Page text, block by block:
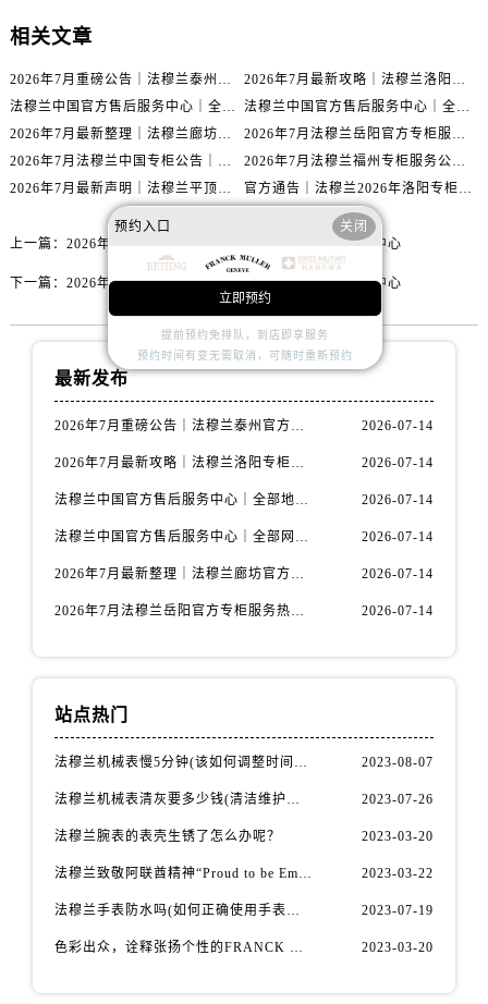
辽宁省阜新市海州区解放大街法穆兰售后服务中心（需提前预约）
辽宁省葫芦岛市连山区中央路法穆兰售后服务中心（需提前预约）
辽宁省锦州市古塔区中央大街法穆兰售后服务中心（需提前预约）
辽宁省辽阳市白塔区新运大街法穆兰售后服务中心（需提前预约）
辽宁省盘锦市兴隆台区石油大街法穆兰售后服务中心（需提前预约）
北京市朝阳区建国门外大街甲6号华熙国际中心D座11层1102室法穆兰售后服务中心（需提前预约）
内蒙古自治区包头市青山区幸福路甲3号王府井百货名表维修法穆兰售后服务中心（需提前预约）
内蒙古自治区乌兰察布市集宁区恩和大街法穆兰售后服务中心（需提前预约）
相关文章
2026年7月重磅公告｜法穆兰泰州官方专柜服务热线攻略，权威信息一表清
2026年7月最新攻略｜法穆兰洛阳专柜官方客服电话与门店信息一网打尽
法穆兰中国官方售后服务中心｜全部地址与售后服务电话权威信息通知（2026年7月最新）
法穆兰中国官方售后服务中心｜全部网点地址与热线权威信息通告（2026年7月最新）
2026年7月最新整理｜法穆兰廊坊官方专柜名录及客户服务电话，一篇看懂！
2026年7月法穆兰岳阳官方专柜服务热线公告｜附客户服务联系最新指南
2026年7月法穆兰中国专柜公告｜官方客服电话与专柜索引同步
2026年7月法穆兰福州专柜服务公告｜官方客服电话与门店信息同步核验
2026年7月最新声明｜法穆兰平顶山官方专柜服务热线更新，客户服务指南
官方通告｜法穆兰2026年洛阳专柜客户服务热线升级，7月最新信息已发布
上一篇： 2026年3月实地探访绍兴法穆兰官方售后维修服务中心
下一篇： 2026年3月实地探访深圳法穆兰官方售后维修服务中心
最新发布
2026年7月重磅公告｜法穆兰泰州官方专柜服务热线攻略，权威信息一表清 2026-07-14
2026年7月最新攻略｜法穆兰洛阳专柜官方客服电话与门店信息一网打尽 2026-07-14
法穆兰中国官方售后服务中心｜全部地址与售后服务电话权威信息通知（2026年7月最新） 2026-07-14
法穆兰中国官方售后服务中心｜全部网点地址与热线权威信息通告（2026年7月最新） 2026-07-14
2026年7月最新整理｜法穆兰廊坊官方专柜名录及客户服务电话，一篇看懂！ 2026-07-14
2026年7月法穆兰岳阳官方专柜服务热线公告｜附客户服务联系最新指南 2026-07-14
站点热门
法穆兰机械表慢5分钟(该如何调整时间准确性) 2023-08-07
法穆兰机械表清灰要多少钱(清洁维护费用详解) 2023-07-26
法穆兰腕表的表壳生锈了怎么办呢？ 2023-03-20
法穆兰致敬阿联酋精神“Proud to be Emirati”系列限量腕表 2023-03-22
法穆兰手表防水吗(如何正确使用手表防水功能) 2023-07-19
色彩出众，诠释张扬个性的FRANCK MULLER法穆兰Vanguard Aqua Bleu系列腕表 2023-03-20
预约入口 关闭
立即预约
提前预约免排队，到店即享服务
预约时间有变无需取消，可随时重新预约